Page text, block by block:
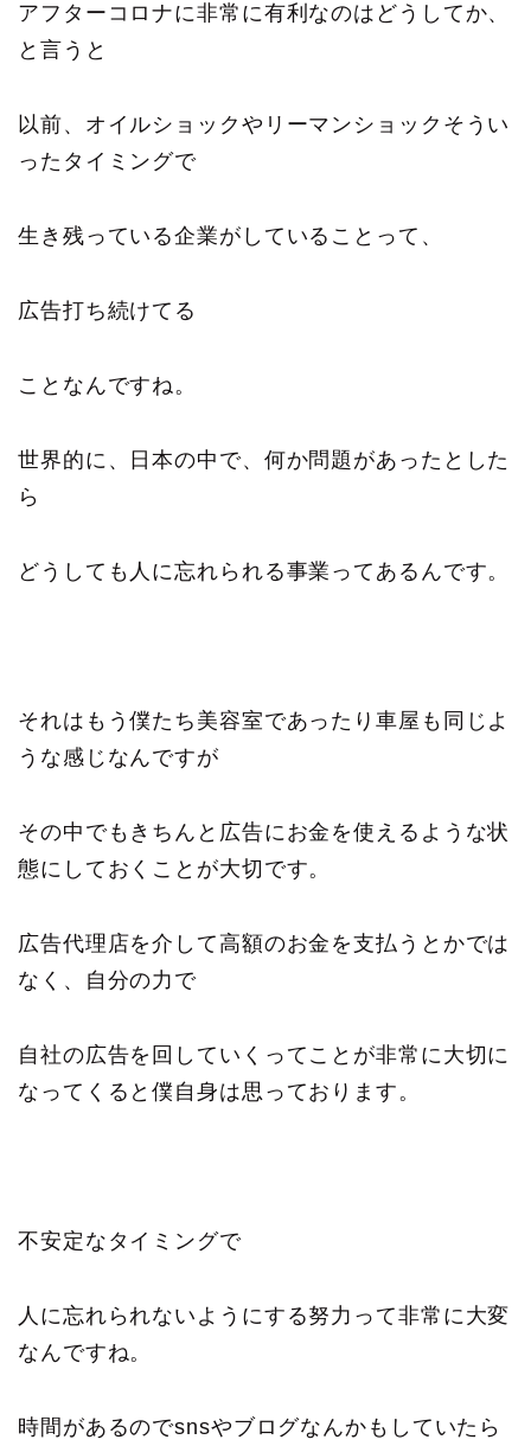
アフターコロナに非常に有利なのはどうしてか、
と言うと
以前、オイルショックやリーマンショックそうい
ったタイミングで
生き残っている企業がしていることって、
広告打ち続けてる
ことなんですね。
世界的に、日本の中で、何か問題があったとした
ら
どうしても人に忘れられる事業ってあるんです。
それはもう僕たち美容室であったり車屋も同じよ
うな感じなんですが
その中でもきちんと広告にお金を使えるような状
態にしておくことが大切です。
広告代理店を介して高額のお金を支払うとかでは
なく、自分の力で
自社の広告を回していくってことが非常に大切に
なってくると僕自身は思っております。
不安定なタイミングで
人に忘れられないようにする努力って非常に大変
なんですね。
時間があるのでsnsやブログなんかもしていたら